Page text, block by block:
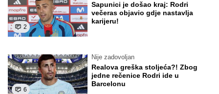
2
Sapunici je došao kraj: Rodri
večeras objavio gdje nastavlja
karijeru!
6
Nije zadovoljan
Realova greška stoljeća?! Zbog
jedne rečenice Rodri ide u
Barcelonu